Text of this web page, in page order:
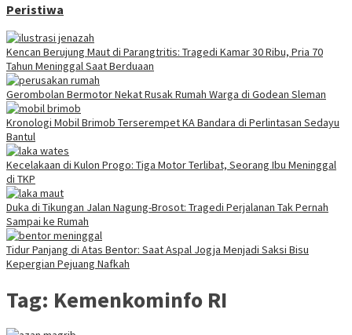
Peristiwa
Kencan Berujung Maut di Parangtritis: Tragedi Kamar 30 Ribu, Pria 70
Tahun Meninggal Saat Berduaan
Gerombolan Bermotor Nekat Rusak Rumah Warga di Godean Sleman
Kronologi Mobil Brimob Terserempet KA Bandara di Perlintasan Sedayu
Bantul
Kecelakaan di Kulon Progo: Tiga Motor Terlibat, Seorang Ibu Meninggal
di TKP
Duka di Tikungan Jalan Nagung-Brosot: Tragedi Perjalanan Tak Pernah
Sampai ke Rumah
Tidur Panjang di Atas Bentor: Saat Aspal Jogja Menjadi Saksi Bisu
Kepergian Pejuang Nafkah
Tag: Kemenkominfo RI